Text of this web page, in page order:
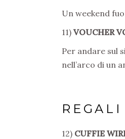
Un weekend
11) VOUCHER
Per andare sul
nell’arco di un
12) CUFFIE